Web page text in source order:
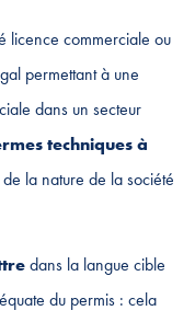
licence commerciale ou
permettant à une
dans un secteur
techniques à
la nature de la société
dans la langue cible
du permis : cela